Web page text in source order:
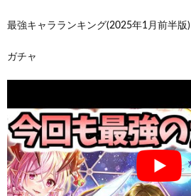
最強キャラランキング(2025年1月前半版)
ガチャ